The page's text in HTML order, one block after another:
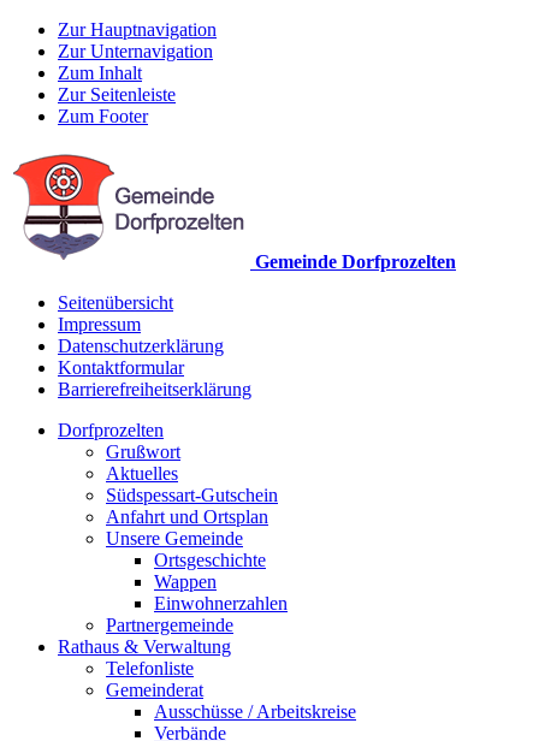
Zur Hauptnavigation
Zur Unternavigation
Zum Inhalt
Zur Seitenleiste
Zum Footer
Gemeinde Dorfprozelten
Seitenübersicht
Impressum
Datenschutzerklärung
Kontaktformular
Barrierefreiheitserklärung
Dorfprozelten
Grußwort
Aktuelles
Südspessart-Gutschein
Anfahrt und Ortsplan
Unsere Gemeinde
Ortsgeschichte
Wappen
Einwohnerzahlen
Partnergemeinde
Rathaus & Verwaltung
Telefonliste
Gemeinderat
Ausschüsse / Arbeitskreise
Verbände